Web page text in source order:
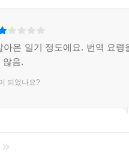
아온 일기 정도에요. 번역 요령
않음.
되었나요?